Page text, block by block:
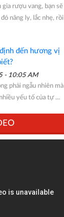
gia rượu vang, bạn sẽ
nâng ly, lắc nhẹ, rồi
đến hương vị
- 10:05 AM
phải ngẫu nhiên mà
yếu tố của tự ...